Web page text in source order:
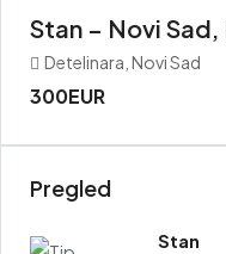
Stan – Novi
Detelinara, Novi Sad
300EUR
Pregled
Stan